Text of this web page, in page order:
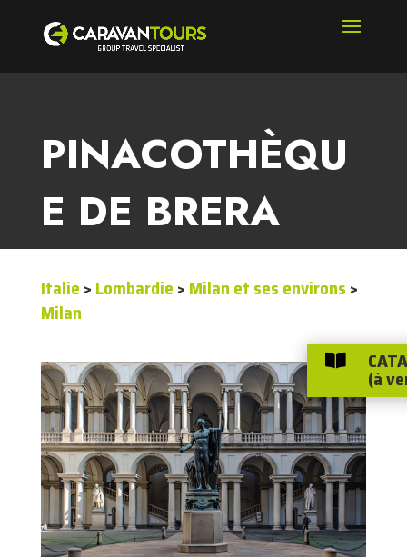
PINACOTHÈQU
E DE BRERA
Italie > Lombardie > Milan et ses environs >
Milan

(à